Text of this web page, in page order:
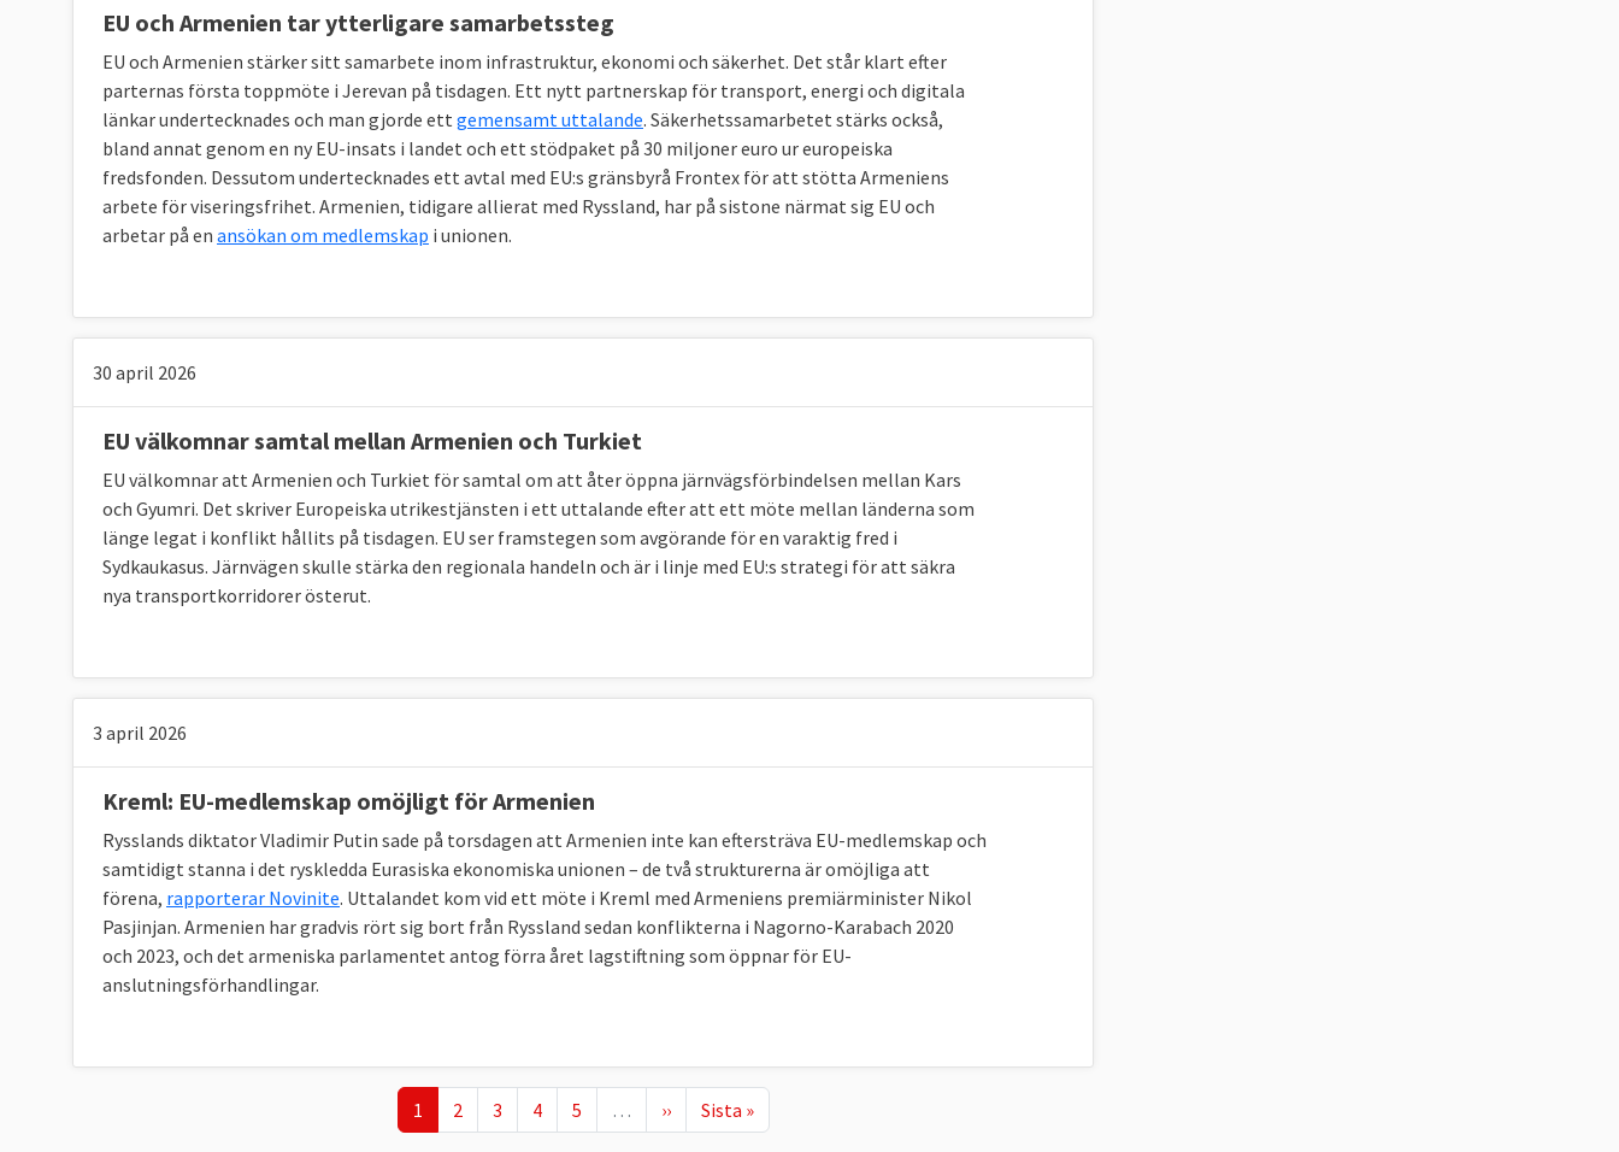
EU och Armenien tar ytterligare samarbetssteg
EU och Armenien stärker sitt samarbete inom infrastruktur, ekonomi och säkerhet. Det står klart efter
parternas första toppmöte i Jerevan på tisdagen. Ett nytt partnerskap för transport, energi och digitala
länkar undertecknades och man gjorde ett gemensamt uttalande. Säkerhetssamarbetet stärks också,
bland annat genom en ny EU-insats i landet och ett stödpaket på 30 miljoner euro ur europeiska
fredsfonden. Dessutom undertecknades ett avtal med EU:s gränsbyrå Frontex för att stötta Armeniens
arbete för viseringsfrihet. Armenien, tidigare allierat med Ryssland, har på sistone närmat sig EU och
arbetar på en ansökan om medlemskap i unionen.
30 april 2026
EU välkomnar samtal mellan Armenien och Turkiet
EU välkomnar att Armenien och Turkiet för samtal om att åter öppna järnvägsförbindelsen mellan Kars
och Gyumri. Det skriver Europeiska utrikestjänsten i ett uttalande efter att ett möte mellan länderna som
länge legat i konflikt hållits på tisdagen. EU ser framstegen som avgörande för en varaktig fred i
Sydkaukasus. Järnvägen skulle stärka den regionala handeln och är i linje med EU:s strategi för att säkra
nya transportkorridorer österut.
3 april 2026
Kreml: EU-medlemskap omöjligt för Armenien
Rysslands diktator Vladimir Putin sade på torsdagen att Armenien inte kan eftersträva EU-medlemskap och
samtidigt stanna i det ryskledda Eurasiska ekonomiska unionen – de två strukturerna är omöjliga att
förena, rapporterar Novinite. Uttalandet kom vid ett möte i Kreml med Armeniens premiärminister Nikol
Pasjinjan. Armenien har gradvis rört sig bort från Ryssland sedan konflikterna i Nagorno-Karabach 2020
och 2023, och det armeniska parlamentet antog förra året lagstiftning som öppnar för EU-
anslutningsförhandlingar.
Nuvarande sida
1 Page
2 Page
3 Page
4 Page
5 … Nästa sida
›› Sista sidan
Sista »